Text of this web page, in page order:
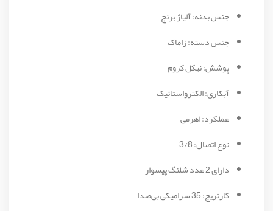
جنس بدنه: آلیاژ برنج
جنس دسته: زاماک
پوشش: نیکل کروم
آبکاری: الکترواستاتیک
عملکرد: اهرمی
نوع اتصال: 3/8
دارای 2 عدد شلنگ پیسوار
کارتریج: 35 سرامیکی بی‌صدا